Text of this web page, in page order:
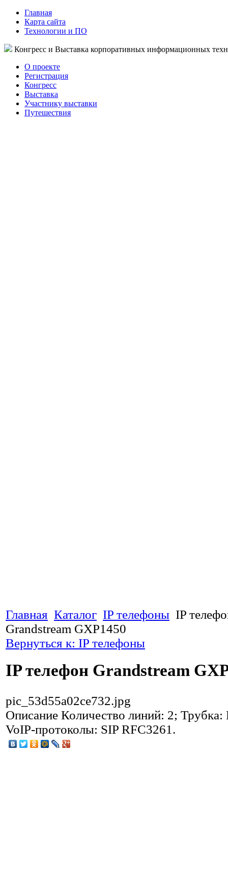
Главная
Карта сайта
Технологии и ПО
Конгресс и Выставка корпоративных информационных
О проекте
Регистрация
Конгресс
Выставка
Участнику выставки
Путешествия
Главная Каталог IP телефоны IP
Grandstream GXP1450
Вернуться к: IP телефоны
IP телефон Grandstream
pic_53d55a02ce732.jpg
Описание Количество линий: 2; Трубка:
VoIP-протоколы: SIP RFC3261.